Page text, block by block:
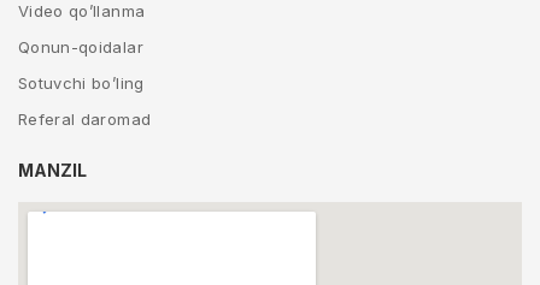
Video qo’llanma
Qonun-qoidalar
Sotuvchi bo’ling
Referal daromad
MANZIL